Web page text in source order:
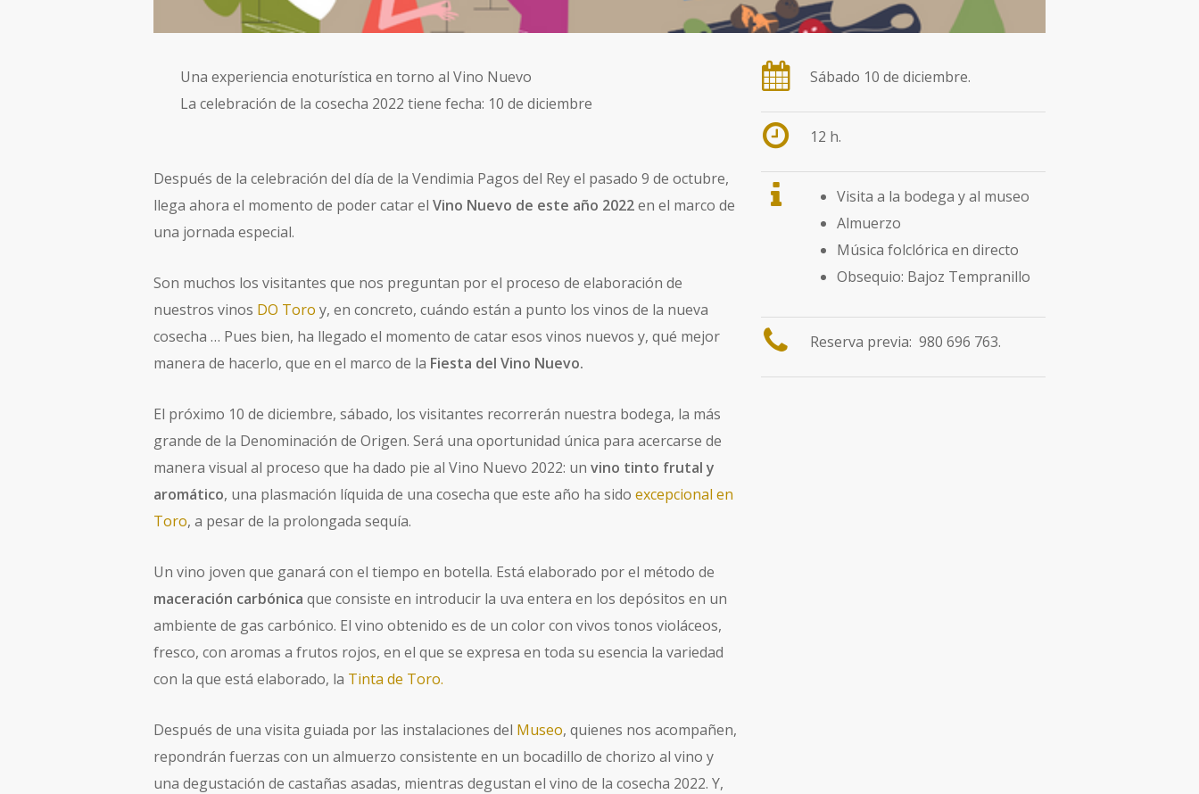
Una experiencia enoturística en torno al Vino Nuevo
La celebración de la cosecha 2022 tiene fecha: 10 de diciembre
Después de la celebración del día de la Vendimia Pagos del Rey el pasado 9 de octubre,
llega ahora el momento de poder catar el Vino Nuevo de este año 2022en el marco de
una jornada especial.
Son muchos los visitantes que nos preguntan por el proceso de elaboración de
nuestros vinos DO Toro y, en concreto, cuándo están a punto los vinos de la nueva
cosecha … Pues bien, ha llegado el momento de catar esos vinos nuevos y, qué mejor
manera de hacerlo, que en el marco de la Fiesta del Vino Nuevo.
El próximo 10 de diciembre, sábado, los visitantes recorrerán nuestra bodega, la más
grande de la Denominación de Origen. Será una oportunidad única para acercarse de
manera visual al proceso que ha dado pie al Vino Nuevo 2022: un vino tinto frutal y
aromático, una plasmación líquida de una cosecha que este año ha sido excepcional en
Toro, a pesar de la prolongada sequía.
Un vino joven que ganará con el tiempo en botella. Está elaborado por el método de
maceración carbónica que consiste en introducir la uva entera en los depósitos en un
ambiente de gas carbónico. El vino obtenido es de un color con vivos tonos violáceos,
fresco, con aromas a frutos rojos, en el que se expresa en toda su esencia la variedad
con la que está elaborado, la Tinta de Toro.
Después de una visita guiada por las instalaciones del Museo, quienes nos acompañen,
repondrán fuerzas con un almuerzo consistente en un bocadillo de chorizo al vino y
una degustación de castañas asadas, mientras degustan el vino de la cosecha 2022. Y,
Sábado 10 de diciembre.
12 h.
Visita a la bodega y al museo
Almuerzo
Música folclórica en directo
Obsequio: Bajoz Tempranillo
Reserva previa: 980 696 763.